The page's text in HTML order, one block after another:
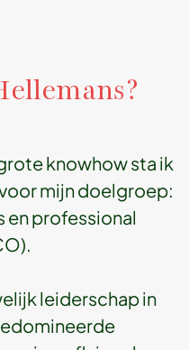
knowhow sta ik
mijn doelgroep:
en professional
.
leiderschap in